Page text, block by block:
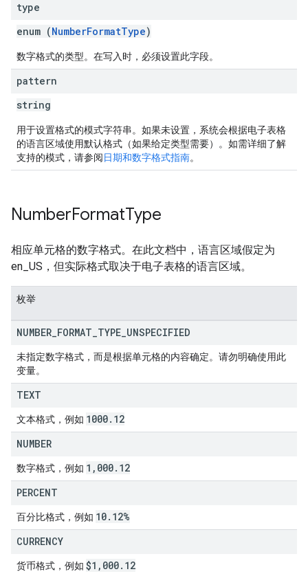
type
enum (NumberFormatType)
数字格式的类型。在写入时，必须设置此字段。
pattern
string
用于设置格式的模式字符串。如果未设置，系统会根据电子表格
的语言区域使用默认格式（如果给定类型需要）。如需详细了解
支持的模式，请参阅日期和数字格式指南。
NumberFormatType
相应单元格的数字格式。在此文档中，语言区域假定为
en_US，但实际格式取决于电子表格的语言区域。
枚举
NUMBER FORMAT TYPE UNSPECIFIED
未指定数字格式，而是根据单元格的内容确定。请勿明确使用此
变量。
TEXT
文本格式，例如 1000. 12
NUMBER
数字格式，例如 1 , 000. 12
PERCENT
百分比格式，例如 10. 12%
CURRENCY
货币格式，例如 $1 , 000. 12